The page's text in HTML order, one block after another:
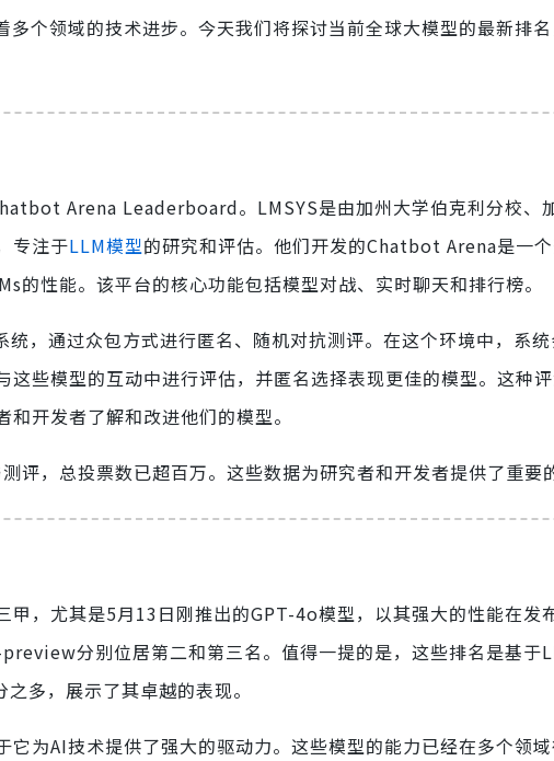
多个领域的技术进步。今天我们将探讨当前全球大模型的最新排
Arena Leaderboard。LMSYS是由加州大学伯克利分校、
专注于LLM模型的研究和评估。他们开发的Chatbot Arena是一
的性能。该平台的核心功能包括模型对战、实时聊天和排行榜。
，通过众包方式进行匿名、随机对抗测评。在这个环境中，系
这些模型的互动中进行评估，并匿名选择表现更佳的模型。这种
开发者了解和改进他们的模型。
评，总投票数已超百万。这些数据为研究者和开发者提供了重要
，尤其是5月13日刚推出的GPT-4o模型，以其强大的性能在发
分别位居第二和第三名。值得一提的是，这些排名是基于
多，展示了其卓越的表现。
为AI技术提供了强大的驱动力。这些模型的能力已经在多个领